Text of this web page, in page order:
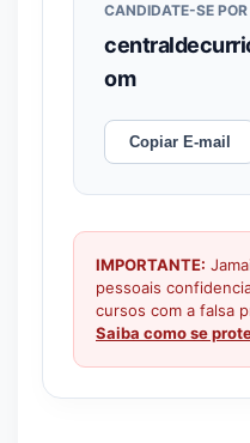
CANDIDATE-SE
om
Copiar E-mail
IMPORTANTE:
pessoais
cursos com a falsa
Saiba como se